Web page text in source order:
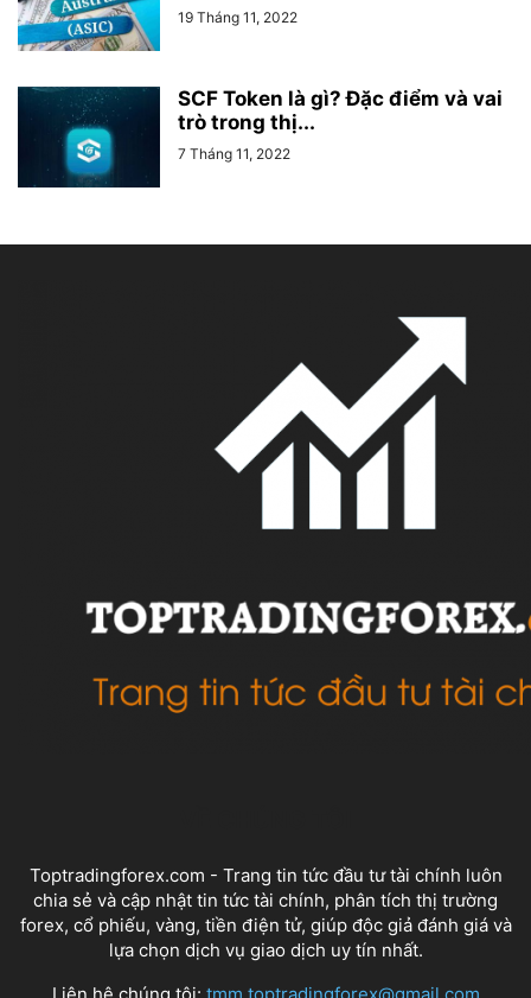
19 Tháng 11, 2022
SCF Token là gì? Đặc điểm và vai
trò trong thị...
7 Tháng 11, 2022
Toptradingforex.com - Trang tin tức đầu tư tài chính luôn
chia sẻ và cập nhật tin tức tài chính, phân tích thị trường
forex, cổ phiếu, vàng, tiền điện tử, giúp độc giả đánh giá và
lựa chọn dịch vụ giao dịch uy tín nhất.